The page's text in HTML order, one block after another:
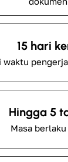
15 hari
waktu
Hingga 5
Masa